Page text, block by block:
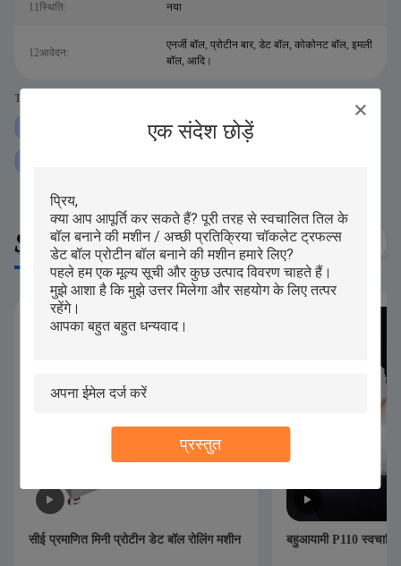
एक संदेश छोड़ें
प्रस्तुत
11स्थिति: नया
12आवेदन:
एनर्जी बॉल, प्रोटीन बार, डेट बॉल, कोकोनट बॉल, इमली
बॉल, आदि।
Tags:
250 ग्राम प्रोटीन बॉल रोलिंग मशीन iPAPA प्रोटीन बॉल रोलिंग मशीन
Similar Products
सीई प्रमाणित मिनी प्रोटीन डेट बॉल रोलिंग मशीन बहुआयामी P110